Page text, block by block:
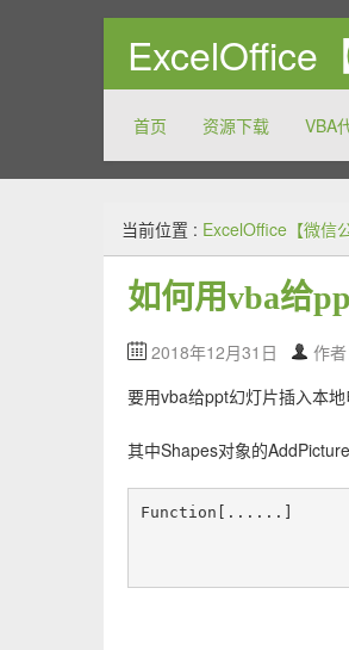
ExcelOffice
首页 资源下载 VBA
关注和分享Excel以及Office系
当前位置 : ExcelOffice【微信
如何用vba给
2018年12月31日 作
要用vba给ppt幻灯片插入本
其中Shapes对象的
Function[......]